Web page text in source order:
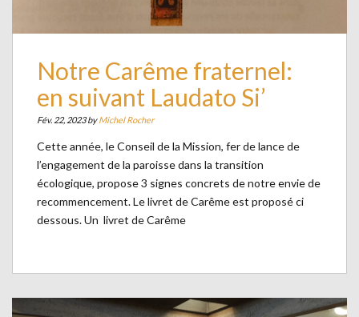
Notre Carême fraternel:
en suivant Laudato Si’
Fév. 22, 2023 byMichel Rocher
Cette année, le Conseil de la Mission, fer de lance de
l’engagement de la paroisse dans la transition
écologique, propose 3 signes concrets de notre envie de
recommencement. Le livret de Carême est proposé ci
dessous. Un livret de Carême